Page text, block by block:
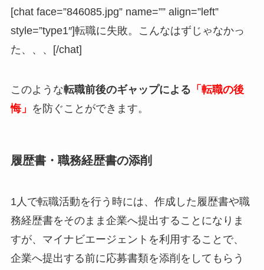
[chat face=”846085.jpg” name=”” align=”left”
style=”type1″]転職に失敗。こんなはずじゃなかっ
た、、、[/chat]
このような転職前後のギャップによる 「 転職の後
悔」 を防ぐことができます。
履歴書・職務経歴書の添削
1人で転職活動を行う時には、作成した履歴書や職
務経歴書をそのまま企業へ提出することになりま
すが、マイナビエージェントを利用することで、
企業へ提出する前に応募書類を添削をしてもらう